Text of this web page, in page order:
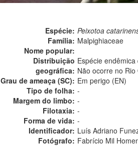
Espécie: Peixotoa
Família: Malpighiaceae
Nome popular:
Distribuição
geográfica:
Espécie
Não ocorre no
Grau de ameaça (SC): Em perigo (EN)
Tipo de folha: -
Margem do limbo: -
Filotaxia: -
Forma de vida: -
Identificador: Luís Adriano
Fotógrafo: Fabrício Mil